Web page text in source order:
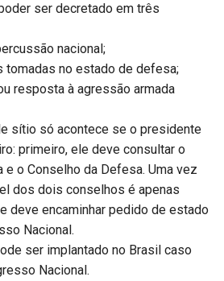
ser decretado em três
nacional;
tomadas no estado de defesa;
resposta à agressão armada
sítio só acontece se o presidente
primeiro, ele deve consultar o
e o Conselho da Defesa. Uma vez
dos dois conselhos é apenas
deve encaminhar pedido de estado
Nacional.
ser implantado no Brasil caso
Nacional.